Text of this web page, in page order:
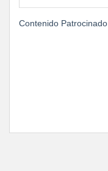
Contenido Patrocinado